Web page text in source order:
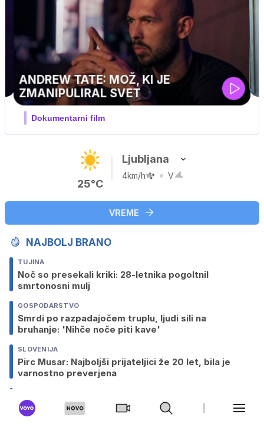
UEFA SUPERPOKAL
V živo na VOYO: sreda ob 20.30
25°C
Ljubljana
4km/h V
VREME
NAJBOLJ BRANO
TUJINA
Noč so presekali kriki: 28-letnika pogoltnil
smrtonosni mulj
GOSPODARSTVO
Smrdi po razpadajočem truplu, ljudi sili na
bruhanje: 'Nihče noče piti kave'
SLOVENIJA
Pirc Musar: Najboljši prijateljici že 20 let, bila je
varnostno preverjena
Kaotično na ljubljanski železniški postaji